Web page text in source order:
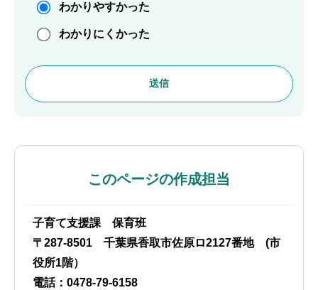
わかりやすかった
わかりにくかった
このページの作成担当
子育て支援課 保育班
〒287-8501 千葉県香取市佐原ロ2127番地 (市
役所1階）
電話：0478-79-6158